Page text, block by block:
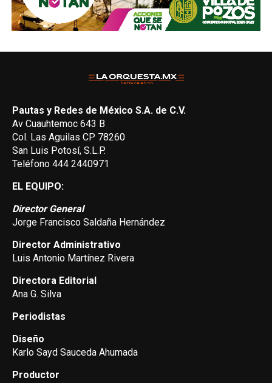
Pautas y Redes de México S.A. de C.V.
Av Cuauhtemoc 643 B
Col. Las Aguilas CP 78260
San Luis Potosí, S.L.P.
Teléfono 444 2440971
EL EQUIPO:
Director General
Jorge Francisco Saldaña Hernández
Director Administrativo
Luis Antonio Martínez Rivera
Directora Editorial
Ana G. Silva
Periodistas
Diseño
Karlo Sayd Sauceda Ahumada
Productor